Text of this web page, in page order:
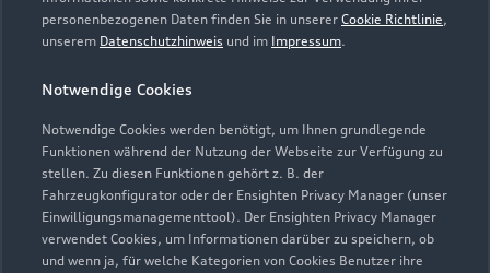
personenbezogenen Daten finden Sie in unserer Cookie Richtlinie,
unserem Datenschutzhinweis und im Impressum.
Notwendige Cookies
Notwendige Cookies werden benötigt, um Ihnen grundlegende
Funktionen während der Nutzung der Webseite zur Verfügung zu
stellen. Zu diesen Funktionen gehört z. B. der
Fahrzeugkonfigurator oder der Ensighten Privacy Manager (unser
Einwilligungsmanagementtool). Der Ensighten Privacy Manager
verwendet Cookies, um Informationen darüber zu speichern, ob
und wenn ja, für welche Kategorien von Cookies Benutzer ihre
Service
Geschlossen,öffnet amMontag 07:00
Teile- und Zubehörverkauf
Geschlossen,öffnet am Montag 07:00
Zurück nach oben